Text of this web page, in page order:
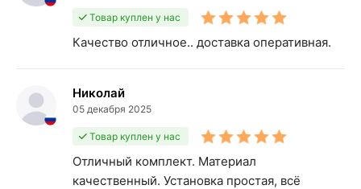
Товар куплен у нас
Качество отличное.. доставка оперативная.
Николай
05 декабря 2025
Товар куплен у нас
Отличный комплект. Материал
качественный. Установка простая, всё